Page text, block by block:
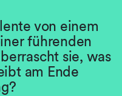
von einem
führenden
sie, was
am Ende